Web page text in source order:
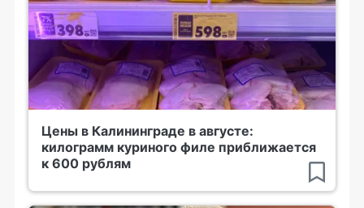
Цены в Калининграде в августе:
килограмм куриного филе приближается
к 600 рублям